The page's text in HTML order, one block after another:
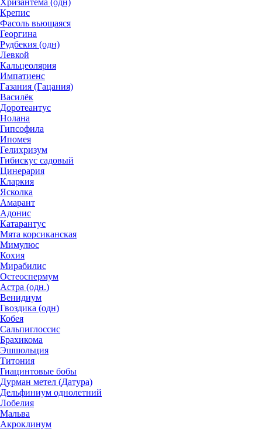
Хризантема (одн)
Крепис
Фасоль вьющаяся
Георгина
Рудбекия (одн)
Левкой
Кальцеолярия
Импатиенс
Газания (Гацания)
Василёк
Доротеантус
Нолана
Гипсофила
Ипомея
Гелихризум
Гибискус садовый
Цинерария
Кларкия
Ясколка
Амарант
Адонис
Катарантус
Мята корсиканская
Мимулюс
Кохия
Мирабилис
Остеоспермум
Астра (одн.)
Венидиум
Гвоздика (одн)
Кобея
Сальпиглоссис
Брахикома
Эшшольция
Титония
Гиацинтовые бобы
Дурман метел (Датура)
Дельфиниум однолетний
Лобелия
Мальва
Акроклинум